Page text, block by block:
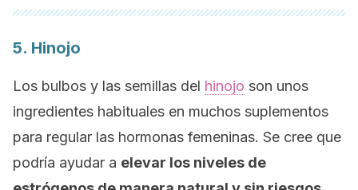
5. Hinojo
Los bulbos y las semillas del hinojo son unos
ingredientes habituales en muchos suplementos
para regular las hormonas femeninas. Se cree que
podría ayudar a elevar los niveles de